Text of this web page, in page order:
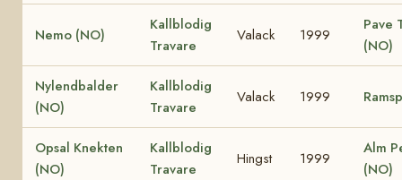
Nemo (NO)
Kallblodig
Travare
Valack 1999
Pave
(NO)
Nylendbalder
(NO)
Kallblodig
Travare
Valack 1999
Opsal Knekten
(NO)
Kallblodig
Travare
Hingst 1999
Alm
(NO)